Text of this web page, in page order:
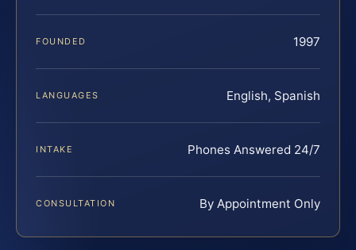
FOUNDED 1997
LANGUAGES English, Spanish
INTAKE Phones Answered 24/7
CONSULTATION By Appointment Only